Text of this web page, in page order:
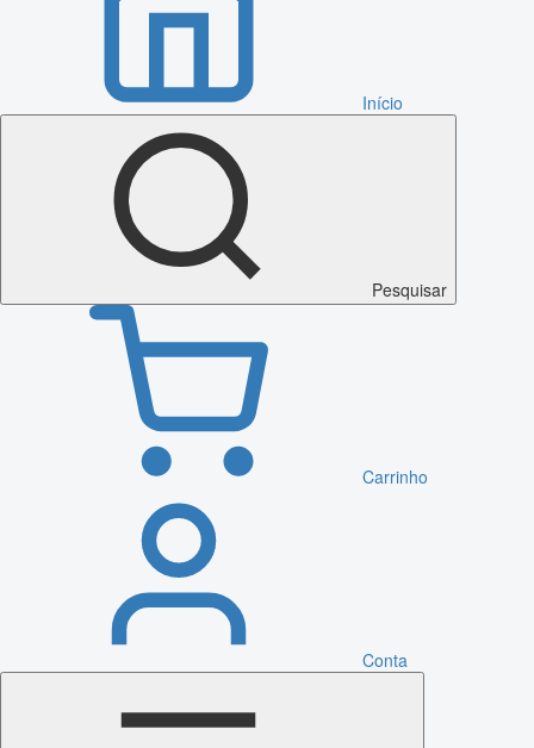
Início
Pesquisar
Carrinho
Conta